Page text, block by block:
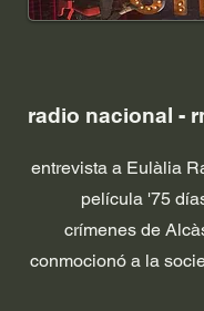
radio nacional -
entrevista a Eulàlia
película '75
crímenes de
conmocionó a la